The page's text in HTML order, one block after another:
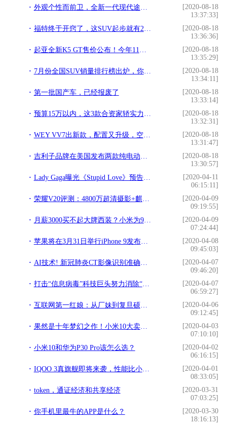
外观个性而前卫，全新一代现代途胜最新渲染图曝光
[2020-08-18
13:37:33]
福特终于开窍了，这SUV起步就有248马力，只卖18万不到还看CR-V？
[2020-08-18
13:36:36]
起亚全新K5 GT售价公布！今年11月开售，动力远超本田雅阁
[2020-08-18
13:35:29]
7月份全国SUV销量排行榜出炉，你看中的那款车进前十了吗？
[2020-08-18
13:34:11]
第一批国产车，已经报废了
[2020-08-18
13:33:14]
预算15万以内，这3款合资家轿实力过硬，暑假自驾最合适
[2020-08-18
13:32:31]
WEY VV7出新款，配置又升级，空间超大，售价接近20万
[2020-08-18
13:31:47]
吉利子品牌在美国发布两款纯电动车，美国网友：丑拒
[2020-08-18
13:30:57]
Lady Gaga曝光《Stupid Love》预告片：苹果iPhone 11 Pro录制
[2020-04-11
06:15:11]
荣耀V20评测：4800万超清摄影+麒麟980，实际体验到底如何！
[2020-04-09
09:19:55]
月薪3000买不起大牌西装？小米为90后圆梦，仅1199元，职场人：买
[2020-04-09
07:24:44]
苹果将在3月31日举行iPhone 9发布会，于4月初开售
[2020-04-08
09:45:03]
AI技术! 新冠肺炎CT影像识别准确率达96%! 又是阿里巴巴达摩院
[2020-04-07
09:46:20]
打击“信息病毒”科技巨头努力消除“内容鸿沟”
[2020-04-07
06:59:27]
互联网第一红娘：从厂妹到复旦硕士，十年创业今被逼贱卖世纪佳缘
[2020-04-06
09:12:45]
果然是十年梦幻之作！小米10大卖！3999元的定价太高明了
[2020-04-03
07:10:10]
小米10和华为P30 Pro该怎么选？
[2020-04-02
06:16:15]
IQOO 3真旗舰即将来袭，性能比小米10还强，振动马达有大惊喜
[2020-04-01
08:33:05]
token，通证经济和共享经济
[2020-03-31
07:03:25]
你手机里最牛的APP是什么？
[2020-03-30
18:16:13]